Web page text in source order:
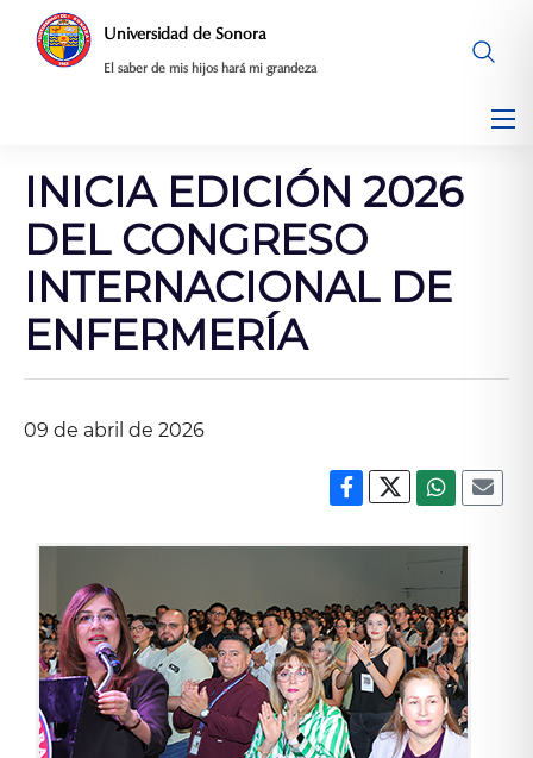
Saltar
contenido
Universidad de Sonora
El saber de mis hijos hará mi grandeza
INICIA EDICIÓN 2026
DEL CONGRESO
INTERNACIONAL DE
ENFERMERÍA
09 de abril de 2026